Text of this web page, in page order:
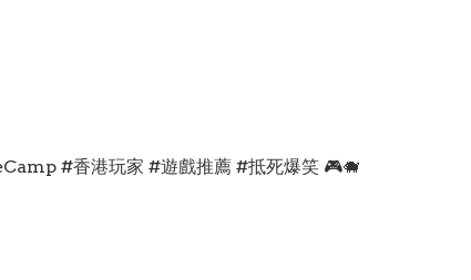
#香港玩家 #遊戲推薦 #抵死爆笑 🎮🐗